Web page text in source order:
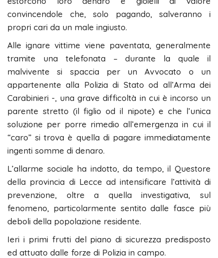
convincendole che, solo pagando, salveranno i
propri cari da un male ingiusto.
Alle ignare vittime viene paventata, generalmente
tramite una telefonata – durante la quale il
malvivente si spaccia per un Avvocato o un
appartenente alla Polizia di Stato od all’Arma dei
Carabinieri -, una grave difficoltà in cui è incorso un
parente stretto (il figlio od il nipote) e che l’unica
soluzione per porre rimedio all’emergenza in cui il
“caro” si trova è quella di pagare immediatamente
ingenti somme di denaro.
L’allarme sociale ha indotto, da tempo, il Questore
della provincia di Lecce ad intensificare l’attività di
prevenzione, oltre a quella investigativa, sul
fenomeno, particolarmente sentito dalle fasce più
deboli della popolazione residente.
Ieri i primi frutti del piano di sicurezza predisposto
ed attuato dalle forze di Polizia in campo.